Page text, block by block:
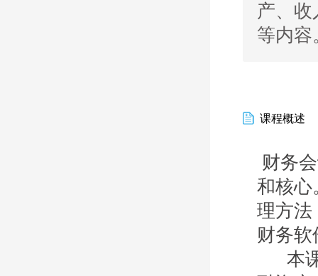
产、
等内容
课程概述
财务
和核心
理方法
财务
本